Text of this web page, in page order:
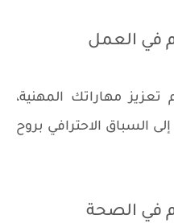
في العمل
مهاراتك المهنية،
السباق الاحترافي بروح
في الصحة